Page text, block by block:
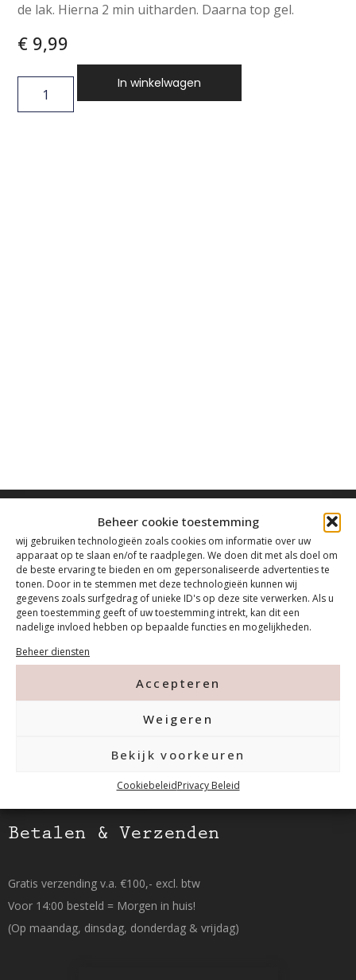
Beheer cookie toestemming
wij gebruiken technologieën zoals cookies om informatie over uw
apparaat op te slaan en/of te raadplegen. We doen dit met als doel om
de beste ervaring te bieden en om gepersonaliseerde advertenties te
tonen. Door in te stemmen met deze technologieën kunnen wij
gegevens zoals surfgedrag of unieke ID's op deze site verwerken. Als u
geen toestemming geeft of uw toestemming intrekt, kan dit een
nadelige invloed hebben op bepaalde functies en mogelijkheden.
Beheer diensten
Accepteren
Weigeren
Bekijk voorkeuren
CookiebeleidPrivacy Beleid
de lak. Hierna 2 min uitharden. Daarna top gel.
€ 9,99
In winkelwagen
Contact
Tanthofdreef 7 2623 EW Delft
Betalen & Verzenden
Gratis verzending v.a. €100,- excl. btw
Voor 14:00 besteld = Morgen in huis!
(Op maandag, dinsdag, donderdag & vrijdag)